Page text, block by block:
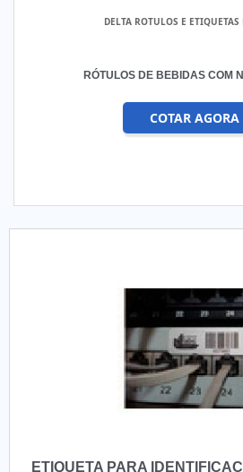
DELTA ROTULOS E ETIQUETAS
RÓTULOS DE BEBIDAS COM
COTAR AGORA
ETIQUETA PARA